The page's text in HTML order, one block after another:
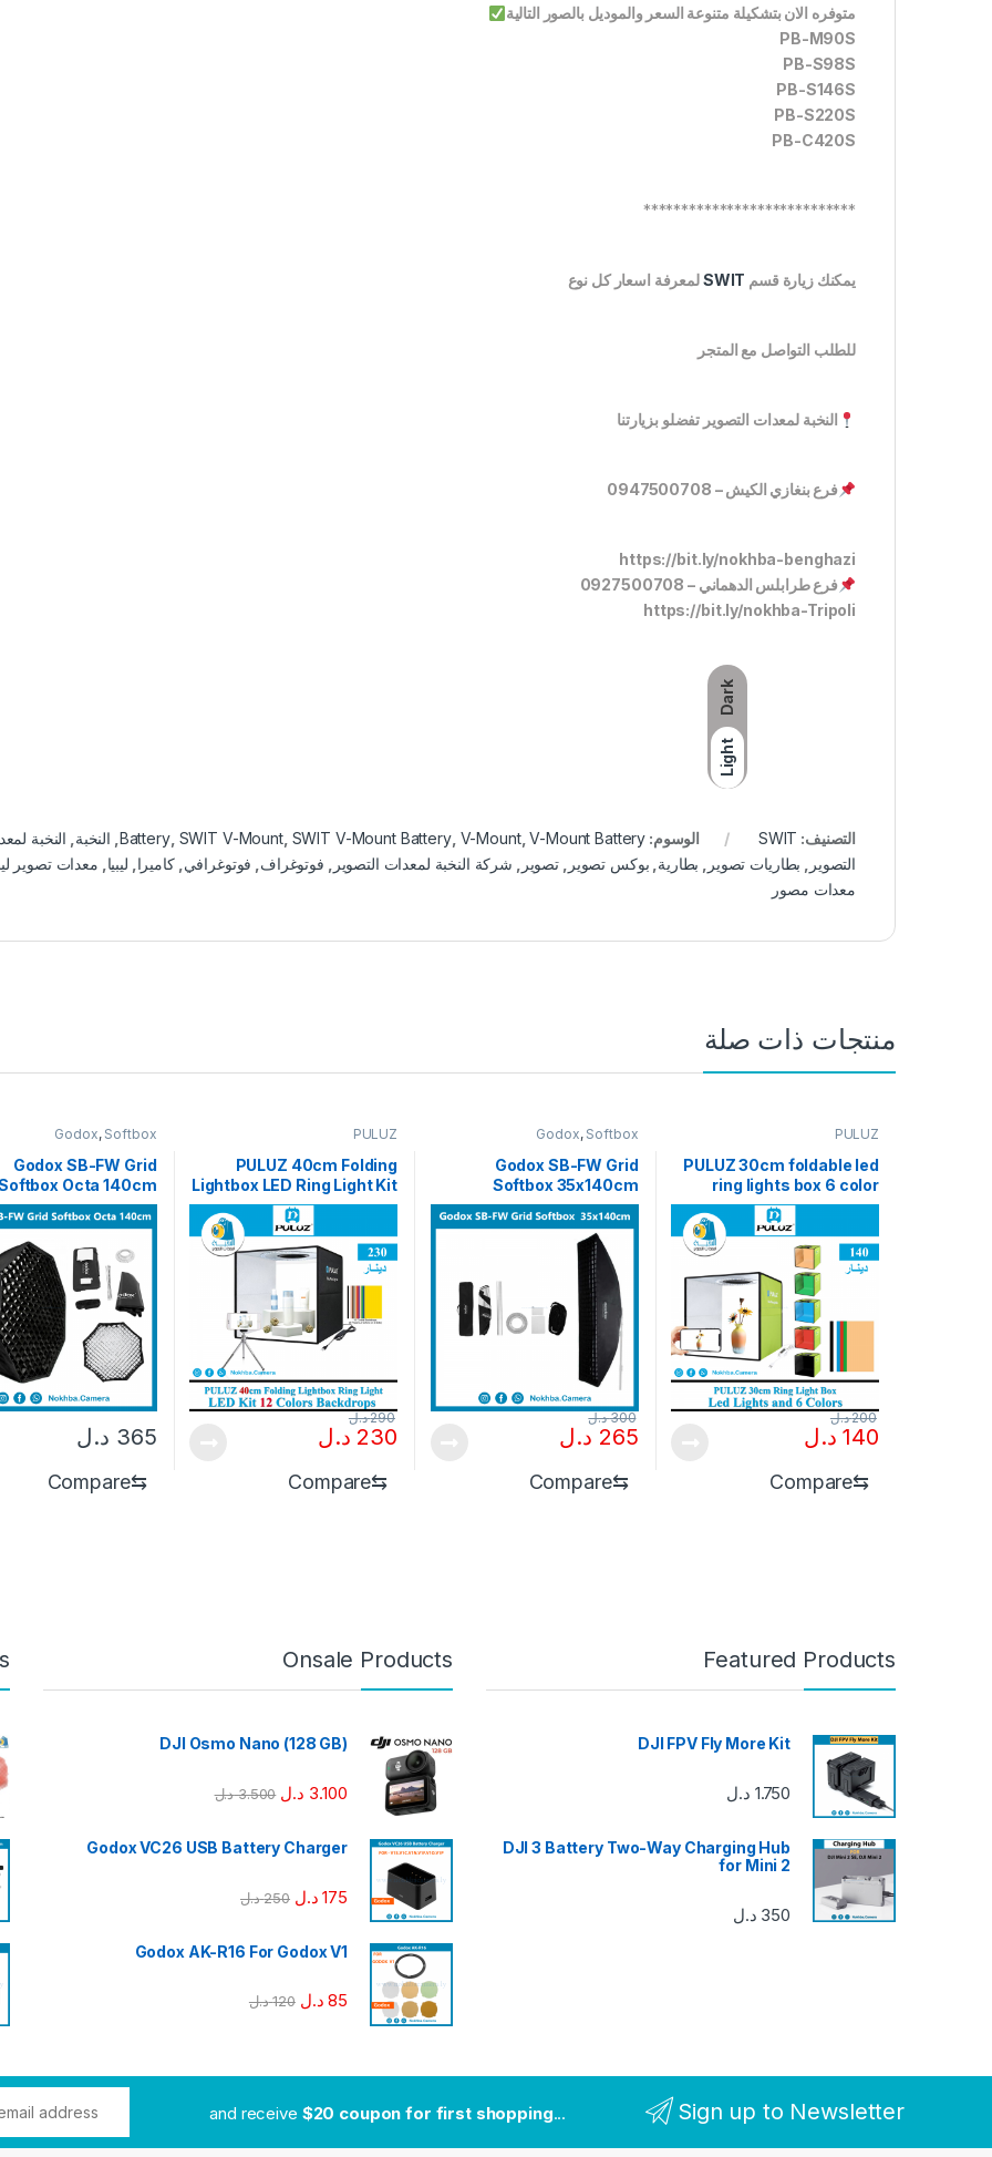
Dark
Light
متوفره الان بتشكيلة متنوعة السعر والموديل بالصور التالية
PB-M90S
PB-S98S
PB-S146S
PB-S220S
PB-C420S
****************************
يمكنك زيارة قسم SWITلمعرفة اسعار كل نوع
للطلب التواصل مع المتجر
النخبة لمعدات التصوير تفضلو بزيارتنا
فرع بنغازي الكيش – 0947500708
https://bit.ly/nokhba-benghazi
فرع طرابلس الدهماني – 0927500708
https://bit.ly/nokhba-Tripoli
التصنيف: SWIT الوسوم: Battery, SWIT V-Mount, SWIT V-Mount Battery, V-Mount,V-Mount Battery النخبة النخبة
التصوير
بطاريات تصوير بطارية بوكس تصوير تصوير شركة النخبة لمعدات التصوير فوتوغراف فوتوغرافي ,كاميرا ليبيا معدات تصوير
معدات مصور
منتجات ذات صلة
PULUZ
PULUZ 30cm foldable led
ring lights box 6 color
140 د.ل
200د.ل
⇆
Compare
Godox, Softbox
Godox SB-FW Grid
Softbox 35x140cm
265 د.ل
300د.ل
⇆
Compare
PULUZ
PULUZ 40cm Folding
Lightbox LED Ring Light Kit
12 Colors Backdrops
230 د.ل
290د.ل
⇆
Compare
Godox, Softbox
Godox SB-FW Grid
Octa 140cm
365 د.ل
⇆
Compare
Featured Products
DJI FPV Fly More Kit
1.750 د.ل
DJI 3 Battery Two-Way Charging Hub
for Mini 2
350 د.ل
Onsale Products
DJI Osmo Nano (128 GB)
3.100 د.ل 3.500 د.ل
Godox VC26 USB Battery Charger
175 د.ل 250 د.ل
Godox AK-R16 For Godox V1
85 د.ل 120 د.ل
Sign up to Newsletter
...and receive
$20 coupon for first shopping